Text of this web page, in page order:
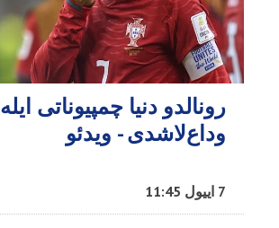
رونالدو دنیا چمپیوناتی ایله
وداع‌لاشدی - ویدئو
7 اییول 11:45